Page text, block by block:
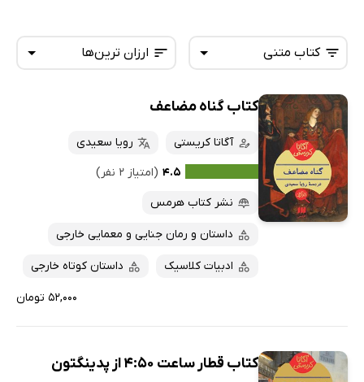
ارزان ترین‌ها
تازه‌ها
داغ‌ترین‌ها
پرفروش‌ها
پربحث‌ها
ارزان ترین‌ها
کتاب متنی
همه کتاب‌ها
کتاب‌های صوتی
کتاب‌های متنی
کتاب گناه مضاعف
آگاتا کریستی
رویا سعیدی
۴.۵ (امتیاز ۲ نفر)
نشر کتاب هرمس
داستان و رمان جنایی و معمایی خارجی
ادبیات کلاسیک داستان کوتاه خارجی
۵۲,۰۰۰ تومان
کتاب قطار ساعت 4:50 از پدینگتون